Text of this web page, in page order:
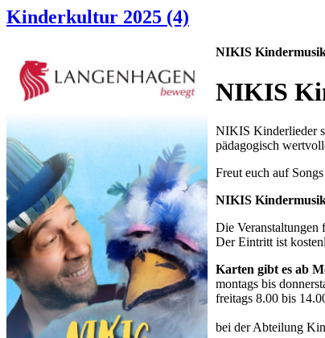
Kinderkultur 2025 (4)
NIKIS
NIKIS
NIKIS Kinderlieder
pädagogisch
Freut euch auf
NIKIS Kindermusik
Die Veranstaltungen
Der Eintritt ist
Karten gibt es ab
montags bis
freitags 8.00 bis
bei der Abteilung